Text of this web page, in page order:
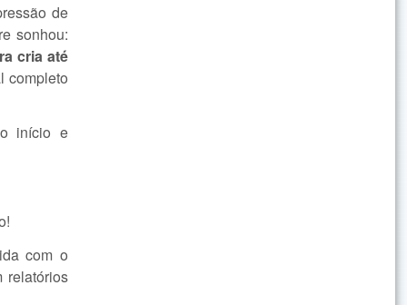
de
sonhou:
cria até
completo
início e
com o
relatórios